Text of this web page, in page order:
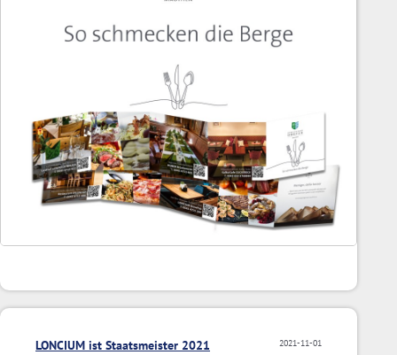
2021-11-01
LONCIUM ist Staatsmeister 2021